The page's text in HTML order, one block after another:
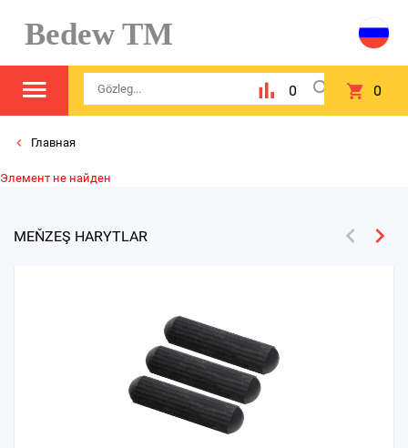
Bedew TM
0 0
Главная
Элемент не найден
MEŇZEŞ HARYTLAR